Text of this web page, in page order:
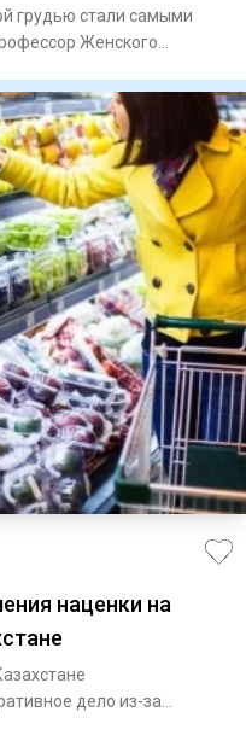
грудью стали самыми
Женского
наценки на
дело из-за